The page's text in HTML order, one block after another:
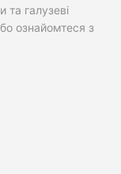
та галузеві
ознайомтеся з